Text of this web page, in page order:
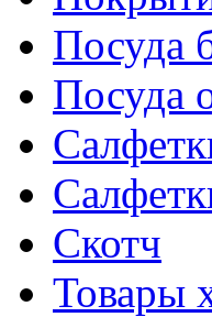
Посуда
Посуда
Скотч
Товары